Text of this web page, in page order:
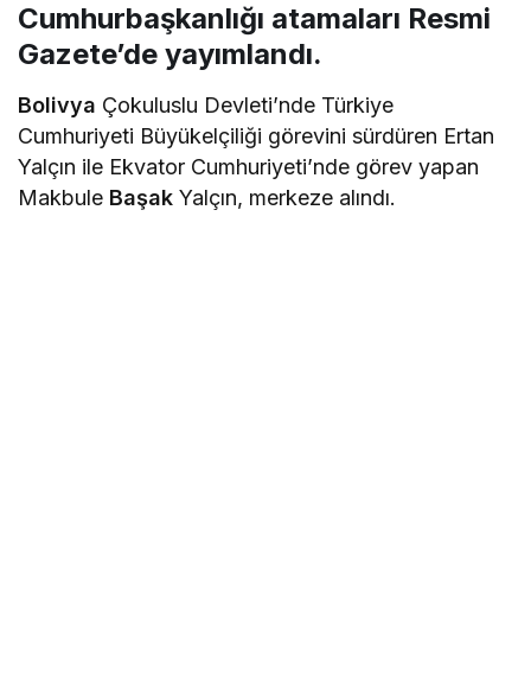
Cumhurbaşkanlığı atamaları Resmi
Gazete’de yayımlandı.
Bolivya Çokuluslu Devleti’nde Türkiye
Cumhuriyeti Büyükelçiliği görevini sürdüren Ertan
Yalçın ile Ekvator Cumhuriyeti’nde görev yapan
Makbule Başak Yalçın, merkeze alındı.